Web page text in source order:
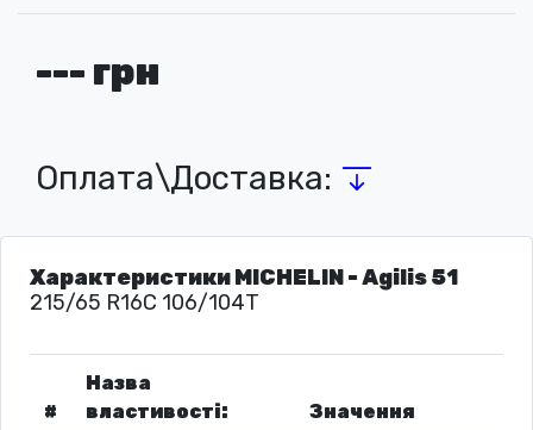
--- грн
Оплата\Доставка:
Характеристики MICHELIN - Agilis 51
215/65 R16C 106/104T
#
Назва
властивості:
Значення